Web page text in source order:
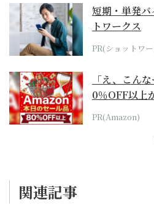
短期・単発バ
トワークス
PR(ショットワ
「え、こん
0％OFF以上
本気が...
PR(Amazon)
関連記事